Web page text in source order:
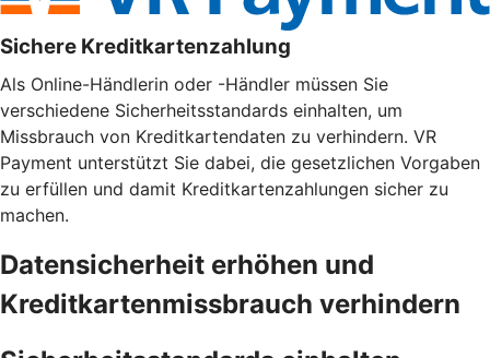
Sichere Kreditkartenzahlung
Als Online-Händlerin oder -Händler müssen Sie
verschiedene Sicherheitsstandards einhalten, um
Missbrauch von Kreditkartendaten zu verhindern. VR
Payment unterstützt Sie dabei, die gesetzlichen Vorgaben
zu erfüllen und damit Kreditkartenzahlungen sicher zu
machen.
Datensicherheit erhöhen und
Kreditkartenmissbrauch verhindern